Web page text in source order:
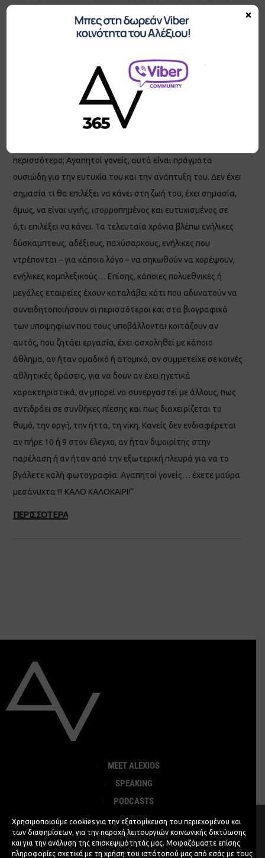
Πώς διαχειρίζεται τη νίκη; – Πώς διαχειρίζεται την ήττα; –
με το ρυθμό; – Είναι κοινωνικό ή απομονώνεται; –
Διαπιστώσατε κάποιο πρόβλημα με την κίνηση; – Έχει
ισορροπία; – Βάζει στόχους; Επιδιώκει να τους πετύχει; –
Βοηθάει τους άλλους; – Δέχεται βοήθεια από άλλους; – Τι
προτείνετε για να βελτιωθεί η διατροφή του; – Πώς θα το
περισσότερο; Αγαπητοί γονείς, αυτά είναι πράγματα
ουσιώδη για την ευτυχία του και την ανάπτυξη του. Δεν έχει
σημασία τι θα επιλέξει να κάνει στη ζωή του, έχει σημασία,
όμως, να είναι υγιής, ισορροπημένος και ευτυχισμένος σε
ό,τι επιλέξει να κάνει. Τα τελευταία χρόνια βλέπω ενήλικες
δύσκαμπτους, αδέξιους, παχύσαρκους, ενήλικες που
ντρέπονται – για κάποιο λόγο – να σηκωθούν να χορέψουν,
ενήλικες κομπλεξικούς… Επίσης, κάποιες πολυεθνικές ή
μεγάλες εταιρείες έχουν καταλάβει κάτι που αδυνατούν να
συνειδητοποιήσουν οι περισσότεροι και στα βιογραφικά
των υποψηφίων που τους υποβάλλονται κοιτάζουν αν
αυτός, που ζητάει εργασία, έχει ασχοληθεί με κάποιο
άθλημα, αν ήταν ομαδικό ή ατομικό, αν συμμετείχε σε κοινές
αθλητικές δράσεις, για να δουν αν έχει ηγετικά
χαρακτηριστικά, αν μπορεί να συνεργαστεί με άλλους, πως
αντιδράει σε συνθήκες πίεσης και πως διαχειρίζεται το
θυμό, την οργή, την ήττα, τη νίκη. Κανείς δεν ενδιαφέρεται
αν πήρε 10 ή 9 στον έλεγχο, αν ήταν διμοιρίτης στην
παρέλαση ή αν ήταν από την εξωτερική πλευρά για να το
βγάλετε καλή φωτογραφία. Αγαπητοί γονείς… έχετε μαύρα
μεσάνυχτα !!! ΚΑΛΟ ΚΑΛΟΚΑΙΡΙ!”
ΠΕΡΙΣΣΟΤΕΡΑ
MEET ALEXIOS
SPEAKING
PODCASTS
EVENTS
ENTREPRENEURSHIP
ΚΟΙΝΩΝΙΚΕΣ ΔΡΑΣΕΙΣ
×
Χρησιμοποιούμε cookies για την εξατομίκευση του περιεχομένου και
των διαφημίσεων, για την παροχή λειτουργιών κοινωνικής δικτύωσης
και για την ανάλυση της επισκεψιμότητάς μας. Μοιραζόμαστε επίσης
πληροφορίες σχετικά με τη χρήση του ιστότοπού μας από εσάς με τους